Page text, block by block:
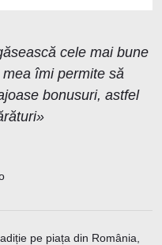
cele mai bune
îmi permite să
bonusuri, astfel
pe piața din România,